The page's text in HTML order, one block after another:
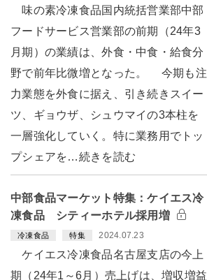
味の素冷凍食品国内統括営業部中部
フードサービス営業部の前期（24年3
月期）の業績は、外食・中食・給食分
野で前年比微増となった。 今期も注
力業態を外食に据え、引き続きスイー
ツ、ギョウザ、シュウマイの3本柱を
一層強化していく。特に業務用でトッ
プシェアを…続きを読む
中部食品マーケット特集：ケイエス冷
凍食品 シティーホテル採用増
冷凍食品 特集 2024.07.23
ケイエス冷凍食品名古屋支店の今上
期（24年1～6月）売上げは、増収増益